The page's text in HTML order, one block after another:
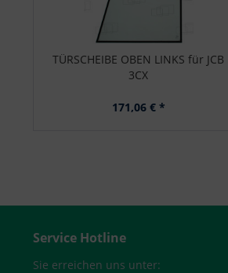
TÜRSCHEIBE OBEN LINKS für JCB
3CX
171,06 € *
Service Hotline
Sie erreichen uns unter: